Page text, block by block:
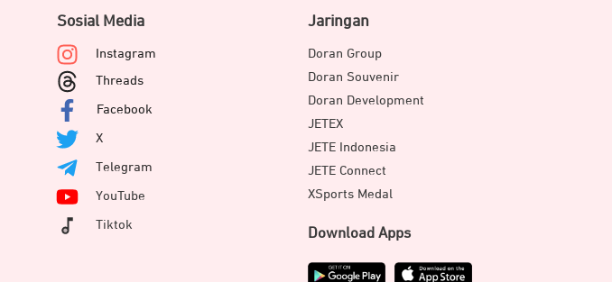
Sosial Media
Instagram
Threads
Facebook
X
Telegram
YouTube
Tiktok
Jaringan
Doran Group
Doran Souvenir
Doran Development
JETEX
JETE Indonesia
JETE Connect
XSports Medal
Download Apps